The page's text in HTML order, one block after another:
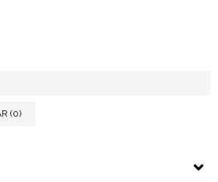
(0)